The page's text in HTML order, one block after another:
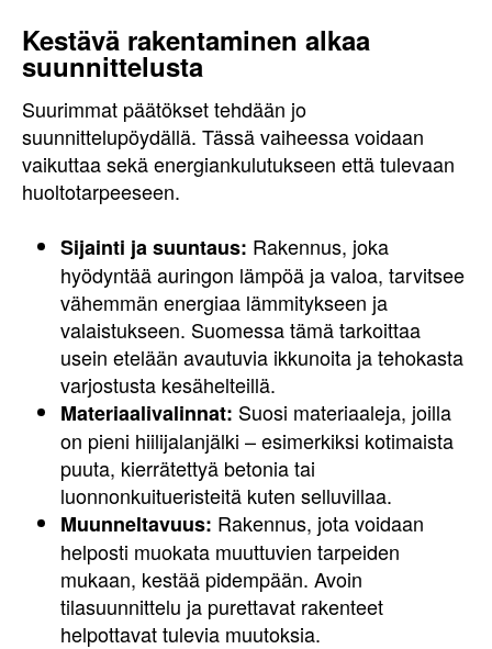
Kestävä rakentaminen alkaa
suunnittelusta
Suurimmat päätökset tehdään jo
suunnittelupöydällä. Tässä vaiheessa voidaan
vaikuttaa sekä energiankulutukseen että tulevaan
huoltotarpeeseen.
Sijainti ja suuntaus: Rakennus, joka
hyödyntää auringon lämpöä ja valoa, tarvitsee
vähemmän energiaa lämmitykseen ja
valaistukseen. Suomessa tämä tarkoittaa
usein etelään avautuvia ikkunoita ja tehokasta
varjostusta kesähelteillä.
Materiaalivalinnat: Suosi materiaaleja, joilla
on pieni hiilijalanjälki – esimerkiksi kotimaista
puuta, kierrätettyä betonia tai
luonnonkuitueristeitä kuten selluvillaa.
Muunneltavuus: Rakennus, jota voidaan
helposti muokata muuttuvien tarpeiden
mukaan, kestää pidempään. Avoin
tilasuunnittelu ja purettavat rakenteet
helpottavat tulevia muutoksia.